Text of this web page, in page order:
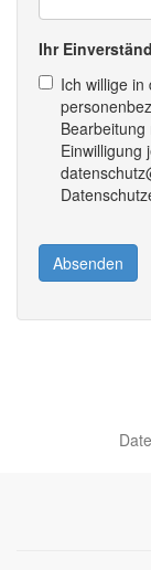
Ihr
Ich willige
Einwilligung
Absenden